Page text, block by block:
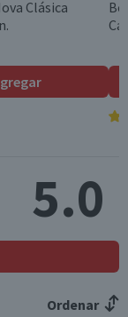
Clásica
5.0
Ordenar